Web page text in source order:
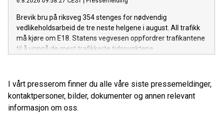
Brevik bru på riksveg 354 stenges for nødvendig
vedlikeholdsarbeid de tre neste helgene i august. All trafikk
må kjøre om E18. Statens vegvesen oppfordrer trafikantene
til å unngå de mest trafikkerte tidspunktene.
I vårt presserom finner du alle våre siste pressemeldinger,
kontaktpersoner, bilder, dokumenter og annen relevant
informasjon om oss.